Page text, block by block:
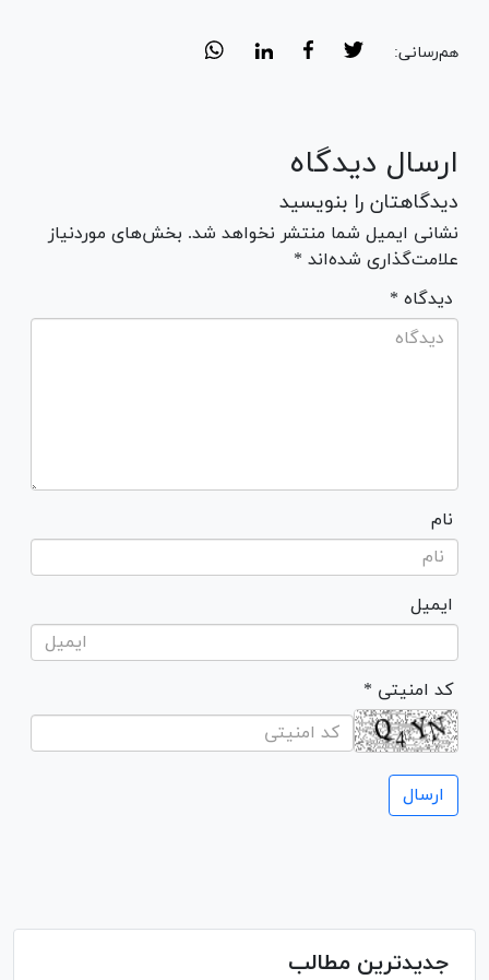
هم‌رسانی:
ارسال دیدگاه
دیدگاهتان را بنویسید
نشانی ایمیل شما منتشر نخواهد شد. بخش‌های موردنیاز
علامت‌گذاری شده‌اند *
* دیدگاه
نام
ایمیل
* کد امنیتی
جدیدترین مطالب